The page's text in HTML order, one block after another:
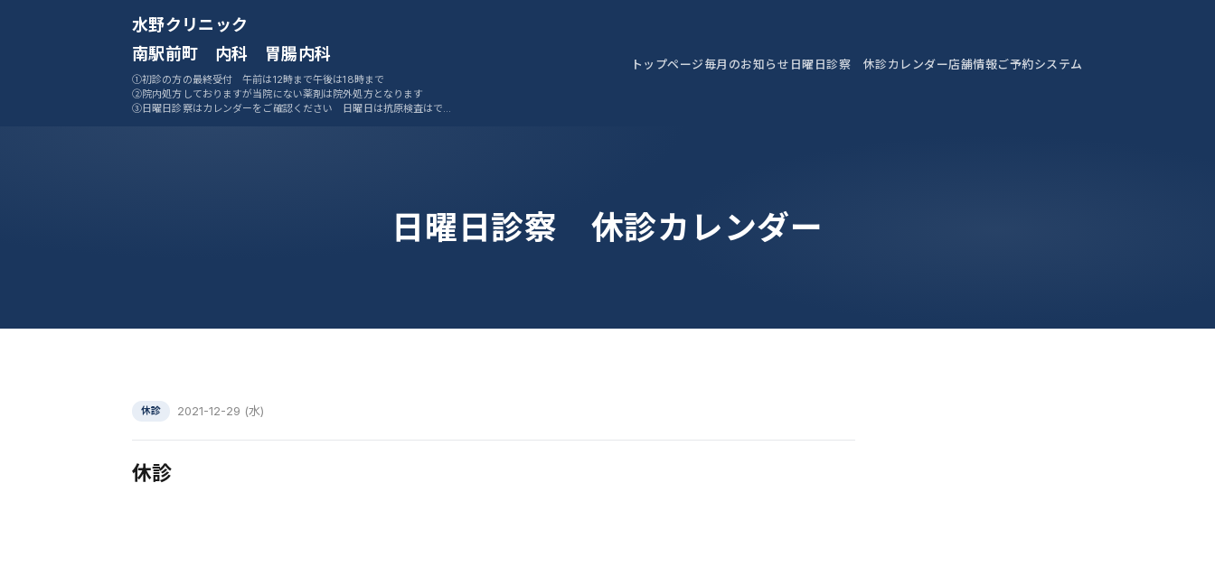
水野クリニック
南駅前町 内科 胃腸内科
①初診の方の最終受付 午前は12時まで午後は18時まで
②院内処方しておりますが当院にない薬剤は院外処方となります
③日曜日診察はカレンダーをご確認ください 日曜日は抗原検査はでき
トップページ毎月のお知らせ 日曜日診察 休診カレンダー店舗情報ご予約システム
日曜日診察 休診カレンダー
休診 2021-12-29 (水)
休診